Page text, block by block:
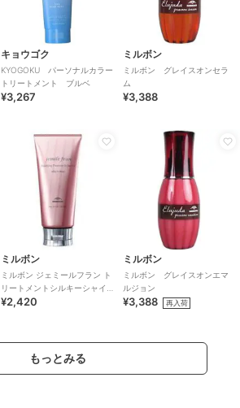
キョウゴク
KYOGOKU パーソナルカラー
トリートメント ブルベ
¥3,267
ミルボン
ミルボン グレイスオンセラ
ム
¥3,388
ミルボン
ミルボン ジェミールフラン ト
リートメントシルキーシャイ
ニー
¥2,420
ミルボン
ミルボン グレイスオンエマ
ルジョン
¥3,388 再入荷
もっとみる